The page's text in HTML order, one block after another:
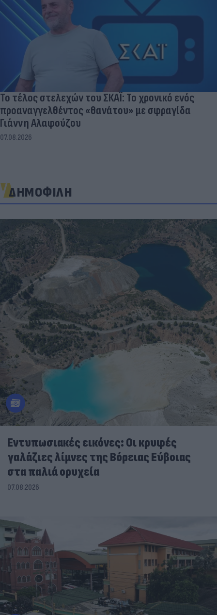
Το τέλος στελεχών του ΣΚΑΪ: Το χρονικό ενός
προαναγγελθέντος «θανάτου» με σφραγίδα
Γιάννη Αλαφούζου
07.08.2026
ΔΗΜΟΦΙΛΗ
Εντυπωσιακές εικόνες: Οι κρυφές
γαλάζιες λίμνες της Βόρειας Εύβοιας
στα παλιά ορυχεία
07.08.2026